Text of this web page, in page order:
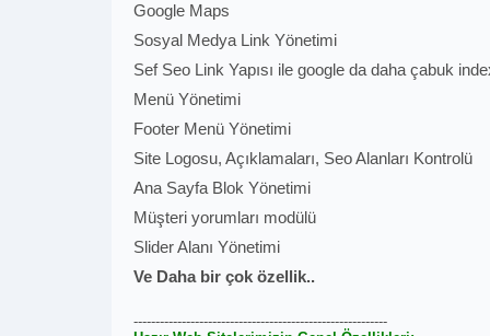
Google Maps
Sosyal Medya Link Yönetimi
Sef Seo Link Yapısı ile google da daha çabuk
Menü Yönetimi
Footer Menü Yönetimi
Site Logosu, Açıklamaları, Seo Alanları Kontrolü
Ana Sayfa Blok Yönetimi
Müşteri yorumları modülü
Slider Alanı Yönetimi
Ve Daha bir çok özellik..
----------------------------------------------------------